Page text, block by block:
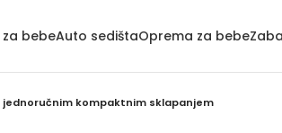
bebeAuto sedištaOprema za bebe
jednoručnim kompaktnim sklapanjem